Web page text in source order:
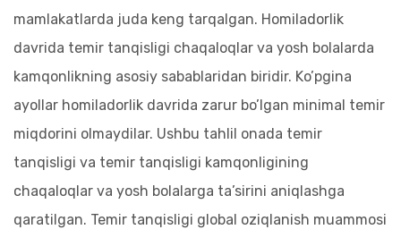
mamlakatlarda juda keng tarqalgan. Homiladorlik
davrida temir tanqisligi chaqaloqlar va yosh bolalarda
kamqonlikning asosiy sabablaridan biridir. Ko’pgina
ayollar homiladorlik davrida zarur bo’lgan minimal temir
miqdorini olmaydilar. Ushbu tahlil onada temir
tanqisligi va temir tanqisligi kamqonligining
chaqaloqlar va yosh bolalarga ta’sirini aniqlashga
qaratilgan. Temir tanqisligi global oziqlanish muammosi